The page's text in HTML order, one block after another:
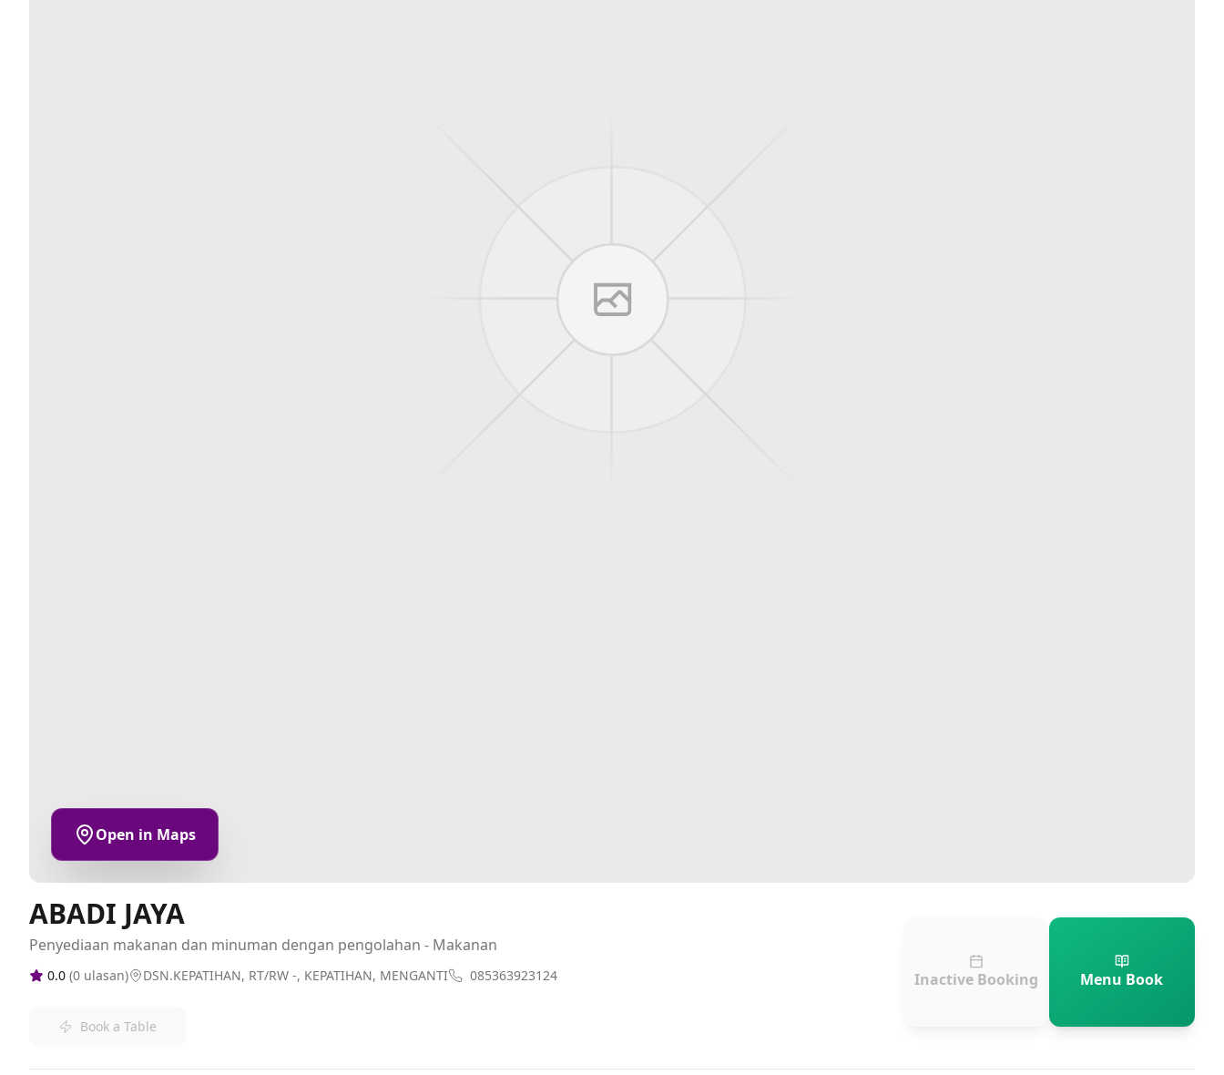
Open in Maps
ABADI JAYA
Penyediaan makanan dan minuman dengan pengolahan - Makanan
0.0 (0 ulasan) DSN.KEPATIHAN, RT/RW -, KEPATIHAN, MENGANTI 085363923124
Book a Table
Inactive Booking Menu Book